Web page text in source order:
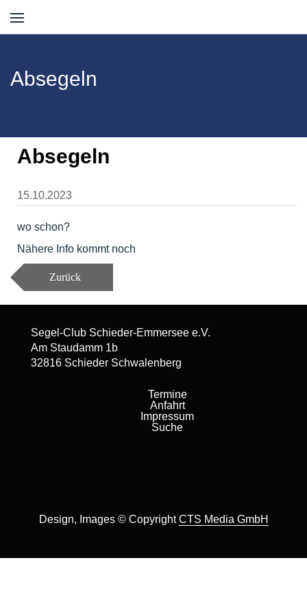
Absegeln
Absegeln
15.10.2023
wo schon?
Nähere Info kommt noch
Zurück
Segel-Club Schieder-Emmersee e.V.
Am Staudamm 1b
32816 Schieder Schwalenberg
Termine
Anfahrt
Impressum
Suche
Design, Images © CopyrightCTS Media GmbH